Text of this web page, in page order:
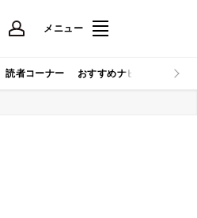
メニュー
読者コーナー おすすめナビ マイナビ